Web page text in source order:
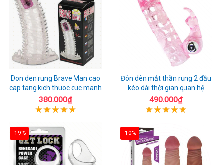
Don den rung Brave Man cao
cap tang kich thuoc cuc manh
380.000₫
Đôn dên mắt thần rung 2 đầu
kéo dài thời gian quan hệ
490.000₫
-19% -10%